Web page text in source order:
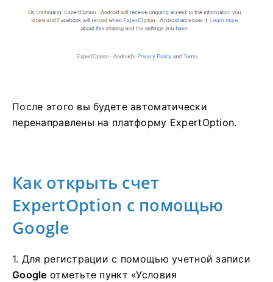
После этого вы будете автоматически
перенаправлены на платформу ExpertOption.
Как открыть счет
ExpertOption с помощью
Google
1. Для регистрации с помощью учетной записи
Google отметьте пункт «Условия